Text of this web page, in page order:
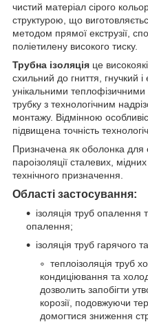
чистий матеріал сірого
структурою, що
методом прямої екструзії,
поліетилену високого тиску.
Трубна ізоляція це
схильний до гниття, гнучкий
унікальними
трубку з технологічним
монтажу. Відмінною
підвищена точність
Призначена як оболонка для
пароізоляції сталевих,
технічного призначення.
Області застосування:
ізоляція труб
опалення;
ізоляція труб гарячого
теплоізоляція труб
кондиціювання та
дозволить запобігти
корозії, подовжуючи
домогтися зниження